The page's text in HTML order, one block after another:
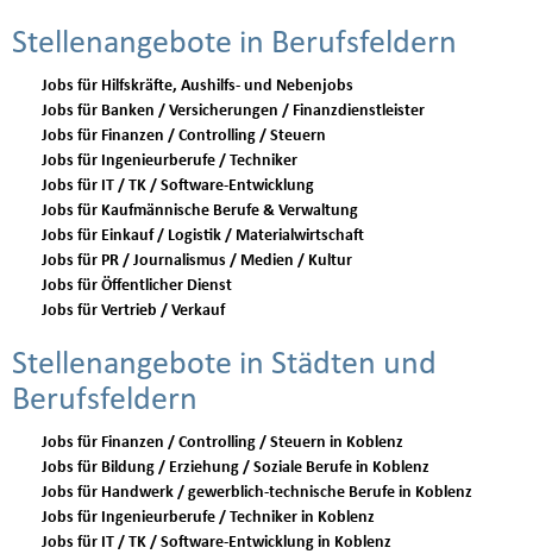
Stellenangebote in Berufsfeldern
Jobs für Hilfskräfte, Aushilfs- und Nebenjobs
Jobs für Banken / Versicherungen / Finanzdienstleister
Jobs für Finanzen / Controlling / Steuern
Jobs für Ingenieurberufe / Techniker
Jobs für IT / TK / Software-Entwicklung
Jobs für Kaufmännische Berufe & Verwaltung
Jobs für Einkauf / Logistik / Materialwirtschaft
Jobs für PR / Journalismus / Medien / Kultur
Jobs für Öffentlicher Dienst
Jobs für Vertrieb / Verkauf
Stellenangebote in Städten und
Berufsfeldern
Jobs für Finanzen / Controlling / Steuern in Koblenz
Jobs für Bildung / Erziehung / Soziale Berufe in Koblenz
Jobs für Handwerk / gewerblich-technische Berufe in Koblenz
Jobs für Ingenieurberufe / Techniker in Koblenz
Jobs für IT / TK / Software-Entwicklung in Koblenz